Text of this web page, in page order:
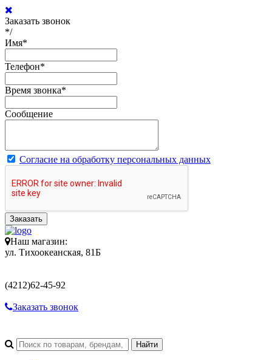
Заказать звонок
*/
Имя*
Телефон*
Время звонка*
Сообщение
Согласие на обработку персональных данных
Заказать
Наш магазин:
ул. Тихоокеанская, 81Б
(4212)62-45-92
Заказать звонок